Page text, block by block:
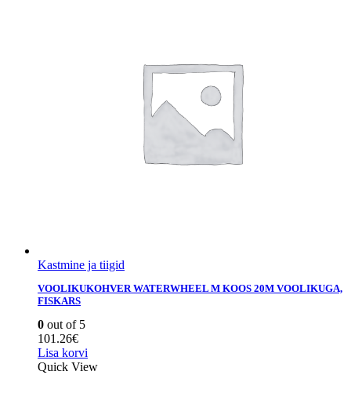
Kastmine ja tiigid
VOOLIKUKOHVER WATERWHEEL M KOOS 20M VOOLIKUGA,
FISKARS
0 out of 5
101.26€
Lisa korvi
Quick View